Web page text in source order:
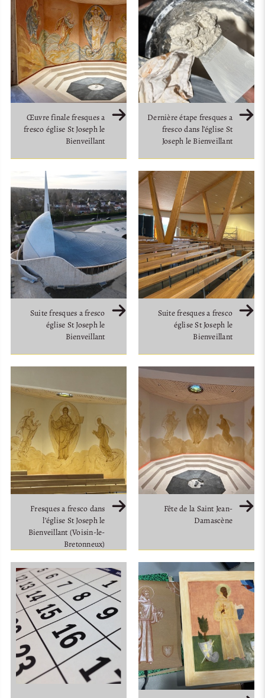
Œuvre finale fresques a
fresco église St Joseph le
Bienveillant
Dernière étape fresques a
fresco dans l’église St
Joseph le Bienveillant
Suite fresques a fresco
église St Joseph le
Bienveillant
Suite fresques a fresco
église St Joseph le
Bienveillant
Fresques a fresco dans
l’église St Joseph le
Bienveillant (Voisin-le-
Bretonneux)
Fête de la Saint Jean-
Damascène